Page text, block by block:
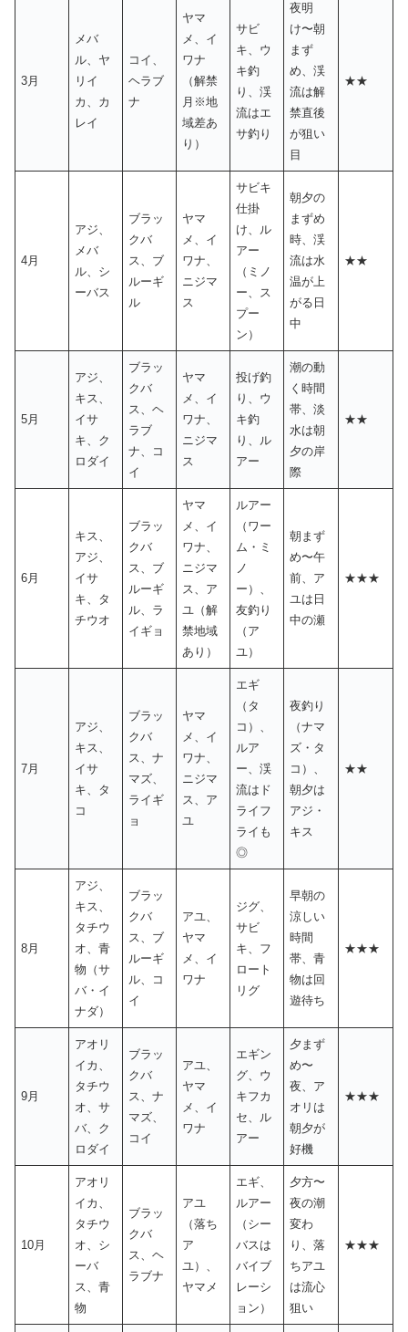
3月
メバ
ル、ヤ
リイ
カ、カ
レイ
コイ、
ヘラブ
ナ
ヤマ
メ、イ
ワナ
（解禁
月※地
域差あ
り）
サビ
キ、ウ
キ釣
り、渓
流はエ
サ釣り
夜明
け〜朝
まず
め、渓
流は解
禁直後
が狙い
目
★★
4月
アジ、
メバ
ル、シ
ーバス
ブラッ
クバ
ス、ブ
ルーギ
ル
ヤマ
メ、イ
ワナ、
ニジマ
ス
サビキ
仕掛
け、ル
アー
（ミノ
ー、ス
プー
ン）
朝夕の
まずめ
時、渓
流は水
温が上
がる日
中
★★
5月
アジ、
キス、
イサ
キ、ク
ロダイ
ブラッ
クバ
ス、ヘ
ラブ
ナ、コ
イ
ヤマ
メ、イ
ワナ、
ニジマ
ス
投げ釣
り、ウ
キ釣
り、ル
アー
潮の動
く時間
帯、淡
水は朝
夕の岸
際
★★
6月
キス、
アジ、
イサ
キ、タ
チウオ
ブラッ
クバ
ス、ブ
ルーギ
ル、ラ
イギョ
ヤマ
メ、イ
ワナ、
ニジマ
ス、ア
ユ（解
禁地域
あり）
ルアー
（ワー
ム・ミ
ノ
ー）、
友釣り
（ア
ユ）
朝まず
め〜午
前、ア
ユは日
中の瀬
★★★
7月
アジ、
キス、
イサ
キ、タ
コ
ブラッ
クバ
ス、ナ
マズ、
ライギ
ョ
ヤマ
メ、イ
ワナ、
ニジマ
ス、ア
ユ
エギ
（タ
コ）、
ルア
ー、渓
流はド
ライフ
ライも
◎
夜釣り
（ナマ
ズ・タ
コ）、
朝夕は
アジ・
キス
★★
8月
アジ、
キス、
タチウ
オ、青
物（サ
バ・イ
ナダ）
ブラッ
クバ
ス、ブ
ルーギ
ル、コ
イ
アユ、
ヤマ
メ、イ
ワナ
ジグ、
サビ
キ、フ
ロート
リグ
早朝の
涼しい
時間
帯、青
物は回
遊待ち
★★★
9月
アオリ
イカ、
タチウ
オ、サ
バ、ク
ロダイ
ブラッ
クバ
ス、ナ
マズ、
コイ
アユ、
ヤマ
メ、イ
ワナ
エギン
グ、ウ
キフカ
セ、ル
アー
夕まず
め〜
夜、ア
オリは
朝夕が
好機
★★★
10月
アオリ
イカ、
タチウ
オ、シ
ーバ
ス、青
物
ブラッ
クバ
ス、ヘ
ラブナ
アユ
（落ち
ア
ユ）、
ヤマメ
エギ、
ルアー
（シー
バスは
バイブ
レーシ
ョン）
夕方〜
夜の潮
変わ
り、落
ちアユ
は流心
狙い
★★★